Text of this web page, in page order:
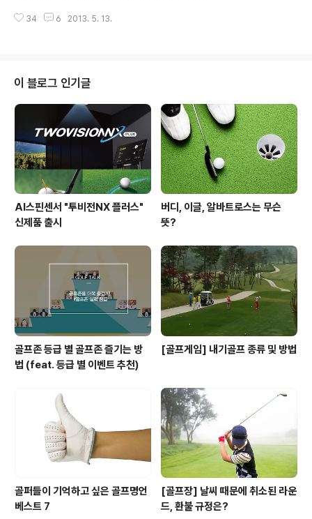
다. 또한 대부분의 아마추어 골퍼들은 그립을 강하게 쥔 상
회전으로 스윙 하는 것이 자체는 힘들지 않습니다. 하지만
부분의 아마추어 골퍼들은 위 두 가지 주문을 동시에 지킬
수 있을 만큼의 유연성을 가지고 있지 못합니다. 그래서 상
체가 좌·우 또는 위·아래로 흔들리는 스윙을 하게 되고 말아
요. 이른바 "스웨이" 현상! 스웨이 되는 폭이 좁을수록 볼을
정확히 임팩트 할 수 있어 비거리와 방향성이 높아진다는
사실 알고 계신..
34 6 2013. 5. 13.
이 블로그 인기글
AI스핀센서 "투비전NX 플러스"
신제품 출시
버디, 이글, 알바트로스는 무슨
뜻?
골프존 등급 별 골프존 즐기는 방
법 (feat. 등급 별 이벤트 추천)
[골프게임] 내기골프 종류 및 방법
골퍼들이 기억하고 싶은 골프명언
베스트 7
[골프장] 날씨 때문에 취소된 라운
드, 환불 규정은?